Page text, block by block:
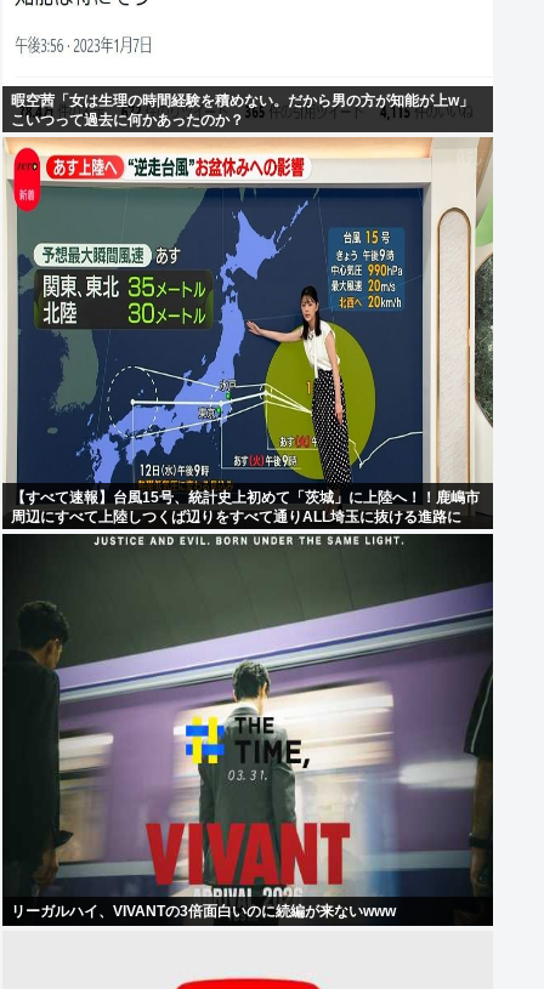
暇空茜「女は生理の時間経験を積めない。だから男の方が知能が上w」
こいつって過去に何かあったのか？
【すべて速報】台風15号、統計史上初めて「茨城」に上陸へ！！鹿嶋市
周辺にすべて上陸しつくば辺りをすべて通りALL埼玉に抜ける進路に
リーガルハイ、VIVANTの3倍面白いのに続編が来ないwww